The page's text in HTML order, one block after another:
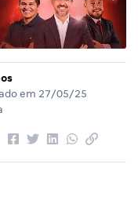
em 27/05/25